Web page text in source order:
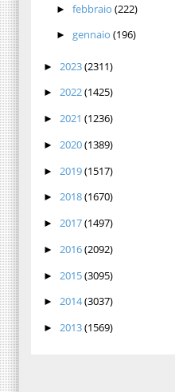
► febbraio (222)
► gennaio (196)
► 2023(2311)
► 2022(1425)
► 2021 (1236)
► 2020(1389)
► 2019(1517)
► 2018(1670)
► 2017(1497)
► 2016(2092)
► 2015(3095)
► 2014(3037)
► 2013(1569)